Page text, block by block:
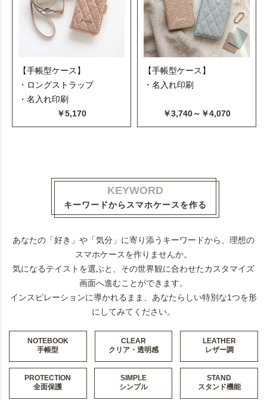
【手帳型ケース】
・ロングストラップ
・名入れ印刷
￥5,170
【手帳型ケース】
・名入れ印刷
￥3,740～￥4,070
KEYWORD
キーワードからスマホケースを作る
あなたの「好き」や「気分」に寄り添うキーワードから、理想の
スマホケースを作りませんか。
気になるテイストを選ぶと、その世界観に合わせたカスタマイズ
画面へ進むことができます。
インスピレーションに導かれるまま、あなたらしい特別な1つを形
にしてみてください。
NOTEBOOK
手帳型
CLEAR
クリア・透明感
LEATHER
レザー調
PROTECTION
全面保護
SIMPLE
シンプル
STAND
スタンド機能